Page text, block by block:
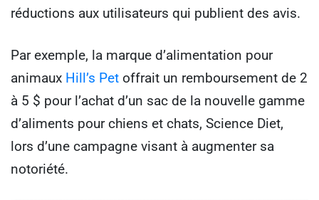
réductions aux utilisateurs qui publient des avis.
Par exemple, la marque d’alimentation pour
animaux Hill’s Pet offrait un remboursement de 2
à 5 $ pour l’achat d’un sac de la nouvelle gamme
d’aliments pour chiens et chats, Science Diet,
lors d’une campagne visant à augmenter sa
notoriété.